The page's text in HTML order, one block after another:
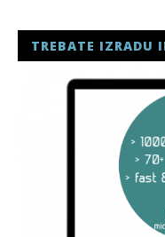
TREBATE IZRADU